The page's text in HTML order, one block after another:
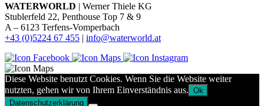
WATERWORLD | Werner Thiele KG
Stublerfeld 22, Penthouse Top 7 & 9
A – 6123 Terfens-Vomperbach
+43 (0)5224 67 455 | info@waterworld.at
Diese Website benutzt Cookies. Wenn Sie die Website weiter
nutzten, gehen wir von Ihrem Einverständnis aus. Ok
Datenschutzerklärung